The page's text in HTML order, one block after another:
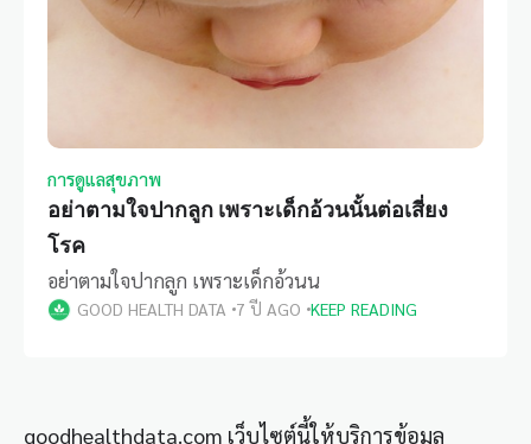
การดูแลสุขภาพ
อย่าตามใจปากลูก เพราะเด็กอ้วนนั้นต่อเสี่ยง
โรค
อย่าตามใจปากลูก เพราะเด็กอ้วนน
GOOD HEALTH DATA 7 ปี AGO KEEP READING
goodhealthdata.com เว็บไซต์นี้ให้บริการข้อมูล